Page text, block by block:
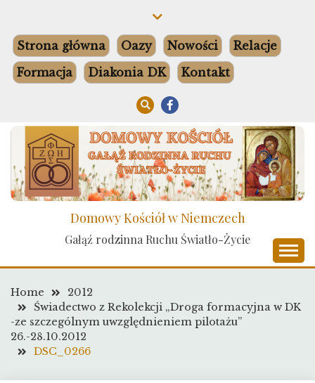
content
Strona główna Oazy Nowości
Relacje
Formacja
Diakonia DK Kontakt
Domowy Kościół w Niemczech
Gałąź rodzinna Ruchu Światło-Życie
Home
2012
Świadectwo z Rekolekcji „Droga formacyjna w DK
-ze szczególnym uwzględnieniem pilotażu”
26.-28.10.2012
DSC_0266